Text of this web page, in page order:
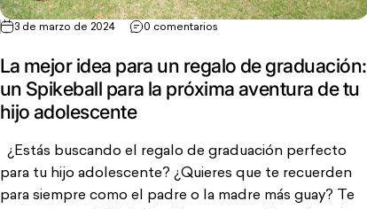
3 de marzo de 2024 0 comentarios
La mejor idea para un regalo de graduación:
un Spikeball para la próxima aventura de tu
hijo adolescente
¿Estás buscando el regalo de graduación perfecto
para tu hijo adolescente? ¿Quieres que te recuerden
para siempre como el padre o la madre más guay? Te